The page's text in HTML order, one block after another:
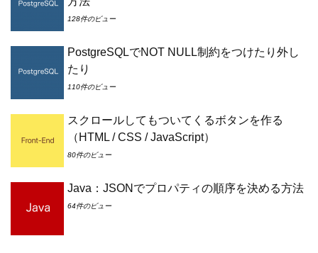
128件のビュー
PostgreSQLでNOT NULL制約をつけたり外し
たり
110件のビュー
スクロールしてもついてくるボタンを作る
（HTML / CSS / JavaScript）
80件のビュー
Java：JSONでプロパティの順序を決める方法
64件のビュー